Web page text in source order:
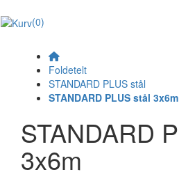
(0)
Foldetelt
STANDARD PLUS stål
STANDARD PLUS stål 3x6m
STANDARD
3x6m